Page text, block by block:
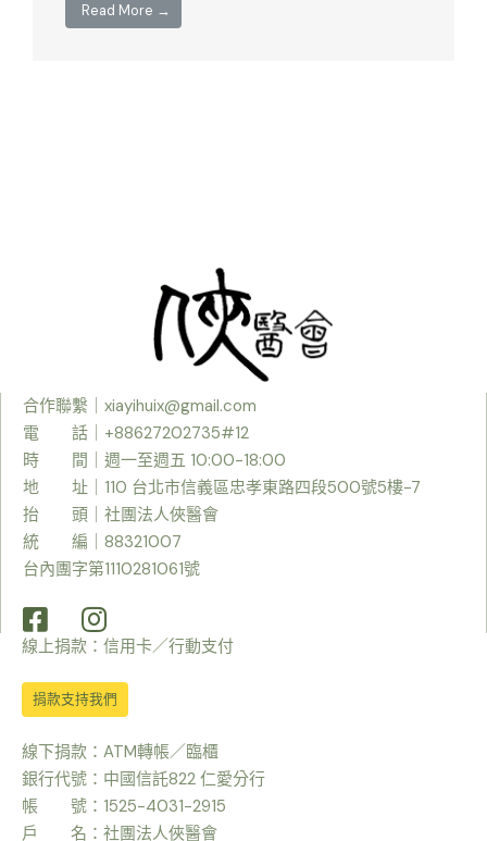
Read More →
合作聯繫｜ xiayihuix@gmail.com
電 話｜+88627202735#12
時
間｜週一至週五 10:00-18:00
地 址｜110 台北市信義區忠孝東路四段500號5樓-7
抬 頭｜社團法人俠醫會
統 編｜88321007
台內團字第1110281061號
線上捐款：信用卡／行動支付
捐款支持我們
線下捐款：ATM轉帳／臨櫃
銀行代號：中國信託822 仁愛分行
帳 號：1525-4031-2915
戶 名：社團法人俠醫會